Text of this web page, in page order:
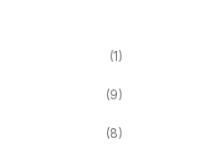
(1)
(9)
(8)